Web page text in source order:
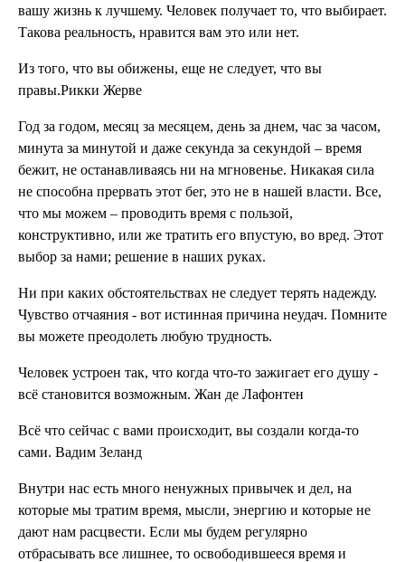
вашу жизнь к лучшему. Человек получает то, что выбирает.
Такова реальность, нравится вам это или нет.
Из того, что вы обижены, еще не следует, что вы
правы.Рикки Жерве
Год за годом, месяц за месяцем, день за днем, час за часом,
минута за минутой и даже секунда за секундой – время
бежит, не останавливаясь ни на мгновенье. Никакая сила
не способна прервать этот бег, это не в нашей власти. Все,
что мы можем – проводить время с пользой,
конструктивно, или же тратить его впустую, во вред. Этот
выбор за нами; решение в наших руках.
Ни при каких обстоятельствах не следует терять надежду.
Чувство отчаяния - вот истинная причина неудач. Помните
вы можете преодолеть любую трудность.
Человек устроен так, что когда что-то зажигает его душу -
всё становится возможным. Жан де Лафонтен
Всё что сейчас с вами происходит, вы создали когда-то
сами. Вадим Зеланд
Внутри нас есть много ненужных привычек и дел, на
которые мы тратим время, мысли, энергию и которые не
дают нам расцвести. Если мы будем регулярно
отбрасывать все лишнее, то освободившееся время и